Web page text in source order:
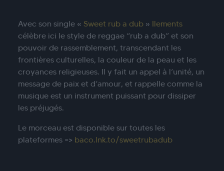
Avec son single « Sweet rub a dub» Ilements
célèbre ici le style de reggae “rub a dub” et son
pouvoir de rassemblement, transcendant les
frontières culturelles, la couleur de la peau et les
croyances religieuses. Il y fait un appel à l’unité, un
message de paix et d’amour, et rappelle comme la
musique est un instrument puissant pour dissiper
les préjugés.
Le morceau est disponible sur toutes les
plateformes => baco.lnk.to/sweetrubadub